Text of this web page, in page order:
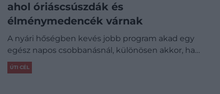
ahol óriáscsúszdák és
élménymedencék várnak
A nyári hőségben kevés jobb program akad egy
egész napos csobbanásnál, különösen akkor, ha…
ÚTI CÉL